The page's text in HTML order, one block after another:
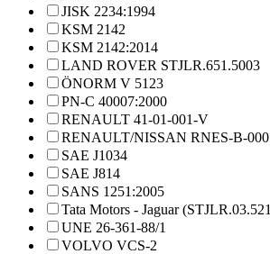
JISK 2234:1994
KSM 2142
KSM 2142:2014
LAND ROVER STJLR.651.5003
ÖNORM V 5123
PN-C 40007:2000
RENAULT 41-01-001-V
RENAULT/NISSAN RNES-B-
SAE J1034
SAE J814
SANS 1251:2005
Tata Motors - Jaguar
UNE 26-361-88/1
VOLVO VCS-2